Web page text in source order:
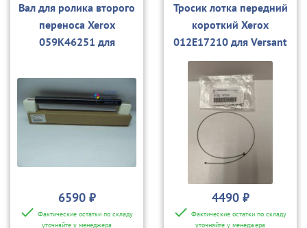
Вал для ролика второго
переноса Xerox
059K46251 для
C70/C75/J75
6590 ₽
Фактические остатки по складу
уточняйте у менеджера
Тросик лотка передний
короткий Xerox
012E17210 для Versant
80
4490 ₽
Фактические остатки по складу
уточняйте у менеджера